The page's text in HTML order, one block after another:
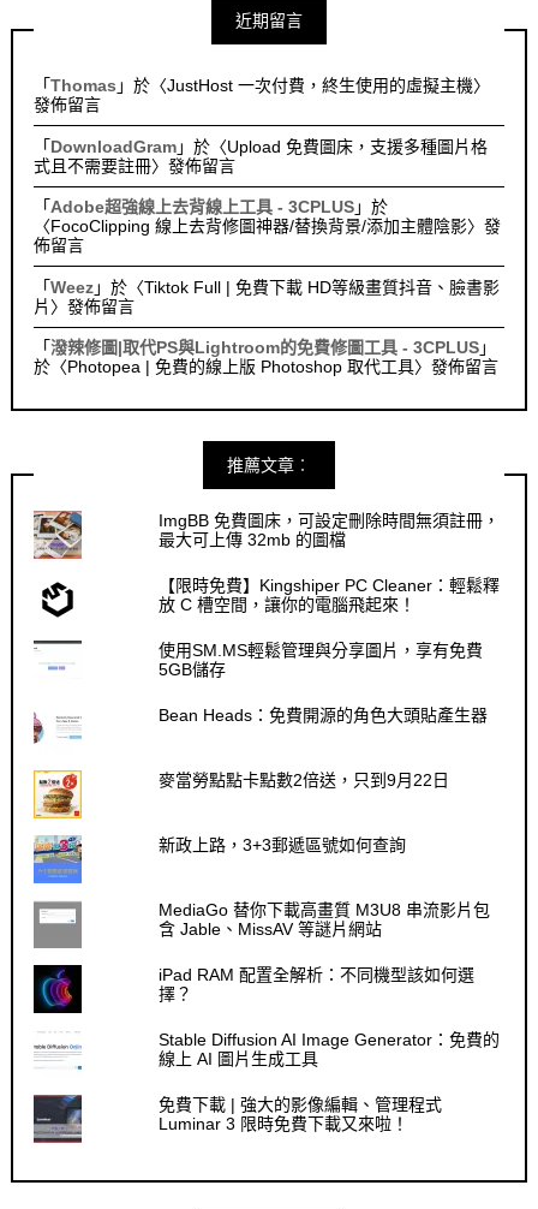
近期留言
「Thomas 」於〈JustHost 一次付費，終生使用的虛擬主機〉
發佈留言
「 DownloadGram」於〈Upload 免費圖床，支援多種圖片格
式且不需要註冊〉發佈留言
「Adobe超強線上去背線上工具 - 3CPLUS」於
〈FocoClipping 線上去背修圖神器/替換背景/添加主體陰影〉發
佈留言
「Weez」於〈Tiktok Full | 免費下載 HD等級畫質抖音、臉書影
片 〉發佈留言
「潑辣修圖|取代PS與Lightroom的免費修圖工具 - 3CPLUS」
於〈Photopea | 免費的線上版 Photoshop 取代工具〉發佈留言
推薦文章︰
ImgBB 免費圖床，可設定刪除時間無須註冊，
最大可上傳 32mb 的圖檔
【限時免費】Kingshiper PC Cleaner：輕鬆釋
放 C 槽空間，讓你的電腦飛起來！
使用SM.MS輕鬆管理與分享圖片，享有免費
5GB儲存
Bean Heads：免費開源的角色大頭貼產生器
麥當勞點點卡點數2倍送，只到9月22日
新政上路，3+3郵遞區號如何查詢
MediaGo 替你下載高畫質 M3U8 串流影片包
含 Jable、MissAV 等謎片網站
iPad RAM 配置全解析：不同機型該如何選
擇？
Stable Diffusion AI Image Generator：免費的
線上 AI 圖片生成工具
免費下載 | 強大的影像編輯、管理程式
Luminar 3 限時免費下載又來啦！